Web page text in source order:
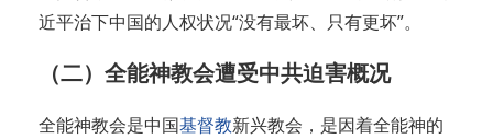
近平治下中国的人权状况“没有最坏、只有更坏”。
（二）全能神教会遭受中共迫害概况
全能神教会是中国基督教新兴教会，是因着全能神的